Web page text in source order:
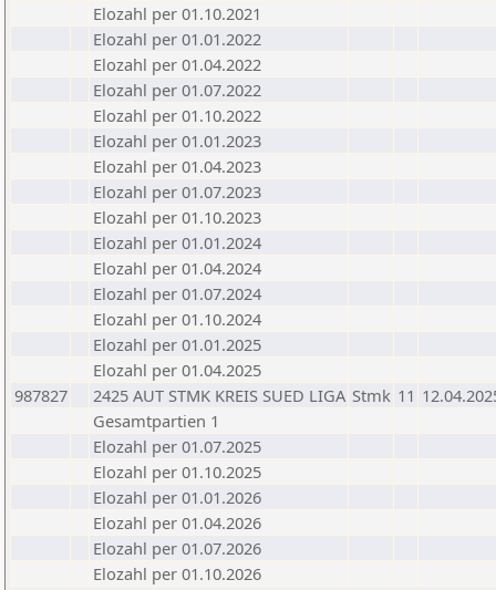
Elozahl per 01.10.2021
Elozahl per 01.01.2022
Elozahl per 01.04.2022
Elozahl per 01.07.2022
Elozahl per 01.10.2022
Elozahl per 01.01.2023
Elozahl per 01.04.2023
Elozahl per 01.07.2023
Elozahl per 01.10.2023
Elozahl per 01.01.2024
Elozahl per 01.04.2024
Elozahl per 01.07.2024
Elozahl per 01.10.2024
Elozahl per 01.01.2025
Elozahl per 01.04.2025
987827
2425 AUT STMK KREIS SUED LIGA Stmk 11
Gesamtpartien 1
Elozahl per 01.07.2025
Elozahl per 01.10.2025
Elozahl per 01.01.2026
Elozahl per 01.04.2026
Elozahl per 01.07.2026
Elozahl per 01.10.2026